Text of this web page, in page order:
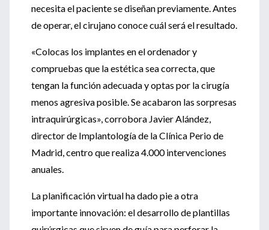
necesita el paciente se diseñan previamente. Antes
de operar, el cirujano conoce cuál será el resultado.
«Colocas los implantes en el ordenador y
compruebas que la estética sea correcta, que
tengan la función adecuada y optas por la cirugía
menos agresiva posible. Se acabaron las sorpresas
intraquirúrgicas», corrobora Javier Alández,
director de Implantología de la Clínica Perio de
Madrid, centro que realiza 4.000 intervenciones
anuales.
La planificación virtual ha dado pie a otra
importante innovación: el desarrollo de plantillas